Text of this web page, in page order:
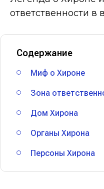
ответственности в
Содержание
Миф о Хироне
Зона
Дом Хирона
Органы Хирона
Персоны Хирона